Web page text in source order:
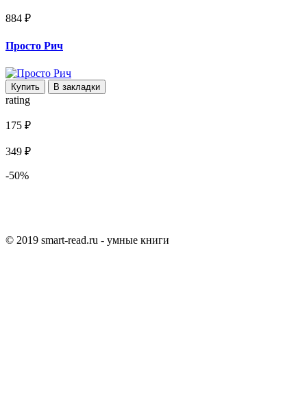
884 ₽
Просто Рич
Купить В закладки
rating
175 ₽
349 ₽
-50%
© 2019 smart-read.ru - умные книги